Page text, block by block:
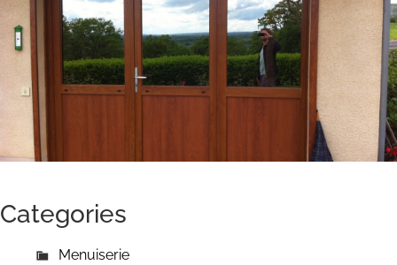
Categories
Menuiserie